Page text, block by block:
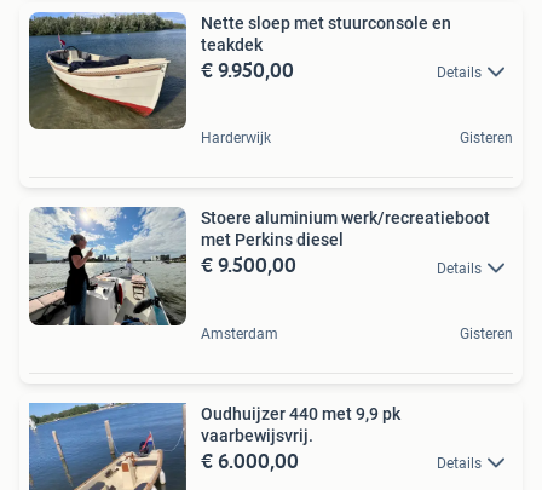
Nette sloep met stuurconsole en
teakdek
€ 9.950,00 Details
Harderwijk Gisteren
Stoere aluminium werk/recreatieboot
met Perkins diesel
€ 9.500,00 Details
Amsterdam Gisteren
Oudhuijzer 440 met 9,9 pk
vaarbewijsvrij.
€ 6.000,00 Details